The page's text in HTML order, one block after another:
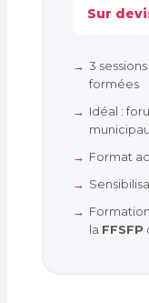
Sur
3
formées
Idéal :
Format
la FFSFP